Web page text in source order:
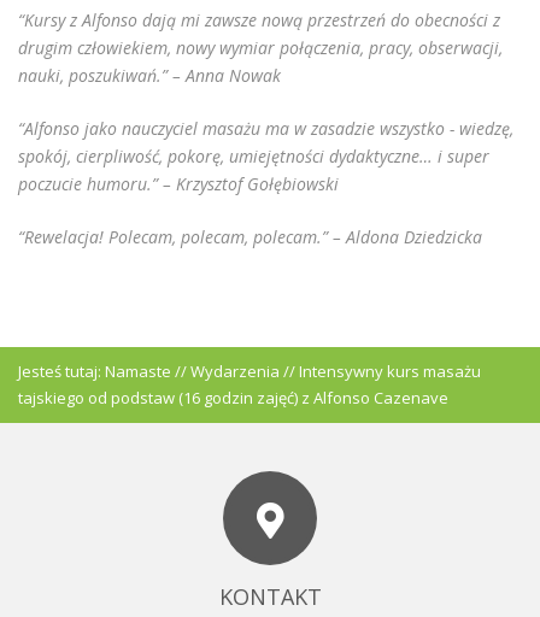
“Kursy z Alfonso dają mi zawsze nową przestrzeń do obecności z
drugim człowiekiem, nowy wymiar połączenia, pracy, obserwacji,
nauki, poszukiwań.” – Anna Nowak
“Alfonso jako nauczyciel masażu ma w zasadzie wszystko - wiedzę,
spokój, cierpliwość, pokorę, umiejętności dydaktyczne… i super
poczucie humoru.” – Krzysztof Gołębiowski
“Rewelacja! Polecam, polecam, polecam.” – Aldona Dziedzicka
Jesteś tutaj: Namaste //Wydarzenia //Intensywny kurs masażu
tajskiego od podstaw (16 godzin zajęć) z Alfonso Cazenave
KONTAKT